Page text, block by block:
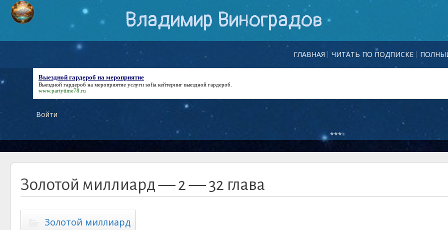
Владимир Виноградов
ГЛАВНАЯ ЧИТАТЬ ПО ПОДПИСКЕ
Выездной гардероб на мероприятие
Выездной гардероб на мероприятие услуги sofia кейтеринг выездной гардероб.
www.partytime78.ru
Войти
***
Золотой миллиард — 2 — 32 глава
Золотой миллиард